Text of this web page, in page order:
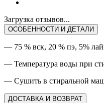
Загрузка отзывов...
ОСОБЕННОСТИ И ДЕТАЛИ
— 75 % вск, 20 % пэ, 5%
— Температура воды при
— Сушить в стиральной
ДОСТАВКА И ВОЗВРАТ